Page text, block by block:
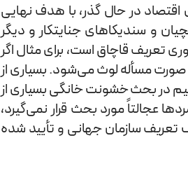
در حال گذر، با هدف نهایی
و سندیکاهای جنایتکار و دیگر
تعریف قاچاق است، برای مثال اگر
صورت مسأله لوث می‌شود. بسیاری از
در بحث خشونت خانگی بسیاری از
درصد زنان کتک می‌خورند، پس بحث مردها عجالتاً مورد بحث قرار نمی‌‌گیرد،
تعریف سازمان جهانی و تأیید شده